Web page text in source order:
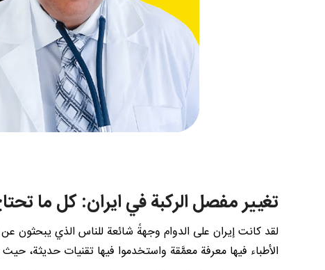
تغيير مفصل الركبة في ايران: كل ما
لقد كانت إيران على الدوام وجهةً شائعة للناس الذي يبحثون
الأطباء فيها معرفة معمَّقة واستخدموا فيها تقنيات حديثة،